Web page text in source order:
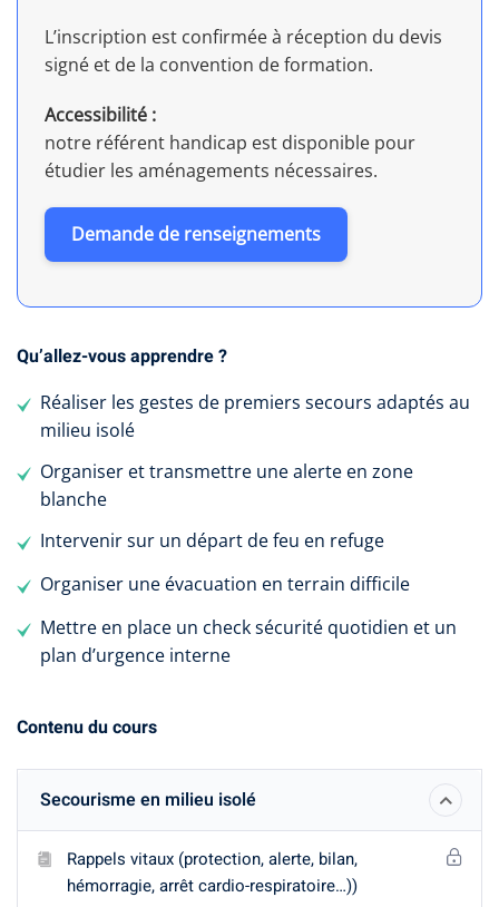
L’inscription est confirmée à réception du devis
signé et de la convention de formation.
Accessibilité :
notre référent handicap est disponible pour
étudier les aménagements nécessaires.
Demande de renseignements
Qu’allez-vous apprendre ?
Réaliser les gestes de premiers secours adaptés au
milieu isolé
Organiser et transmettre une alerte en zone
blanche
Intervenir sur un départ de feu en refuge
Organiser une évacuation en terrain difficile
Mettre en place un check sécurité quotidien et un
plan d’urgence interne
Contenu du cours
Secourisme en milieu isolé
Rappels vitaux (protection, alerte, bilan,
hémorragie, arrêt cardio-respiratoire…))